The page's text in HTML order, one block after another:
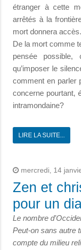
étranger à cette
arrêtés à la
mort donnera accès.
De la mort comme
pensée
qu’imposer le
comment en parler
concerne pourtant,
intramondaine?
LIRE LA SUITE...
mercredi, 14
Zen et
pour un
Le nombre
Peut-on sans autre
compte du milieu